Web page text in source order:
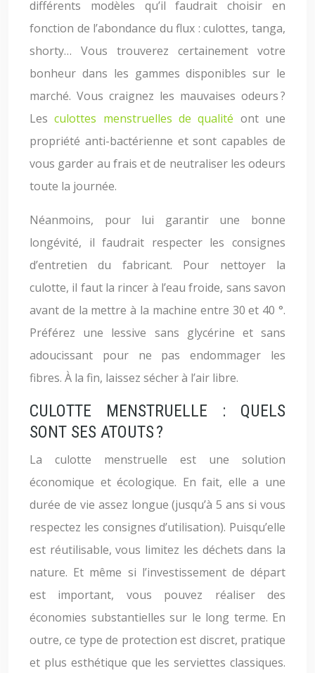
différents modèles qu’il faudrait choisir en
fonction de l’abondance du flux : culottes, tanga,
shorty… Vous trouverez certainement votre
bonheur dans les gammes disponibles sur le
marché. Vous craignez les mauvaises odeurs ?
Lesculottes menstruelles de qualité ont une
propriété anti-bactérienne et sont capables de
vous garder au frais et de neutraliser les odeurs
toute la journée.
Néanmoins, pour lui garantir une bonne
longévité, il faudrait respecter les consignes
d’entretien du fabricant. Pour nettoyer la
culotte, il faut la rincer à l’eau froide, sans savon
avant de la mettre à la machine entre 30 et 40 °.
Préférez une lessive sans glycérine et sans
adoucissant pour ne pas endommager les
fibres. À la fin, laissez sécher à l’air libre.
CULOTTE MENSTRUELLE : QUELS
SONT SES ATOUTS ?
La culotte menstruelle est une solution
économique et écologique. En fait, elle a une
durée de vie assez longue (jusqu’à 5 ans si vous
respectez les consignes d’utilisation). Puisqu’elle
est réutilisable, vous limitez les déchets dans la
nature. Et même si l’investissement de départ
est important, vous pouvez réaliser des
économies substantielles sur le long terme. En
outre, ce type de protection est discret, pratique
et plus esthétique que les serviettes classiques.